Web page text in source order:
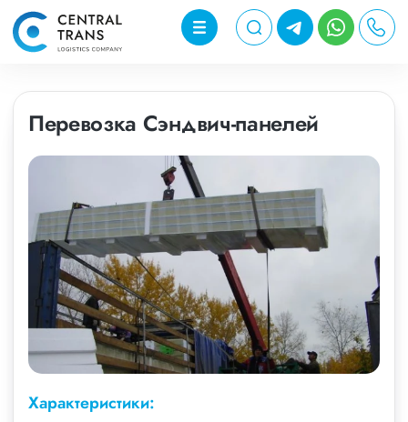
Перевозка Сэндвич-панелей
Характеристики: